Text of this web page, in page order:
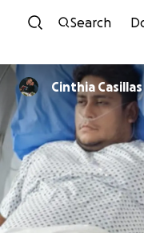
Search
Cinthia Casillas